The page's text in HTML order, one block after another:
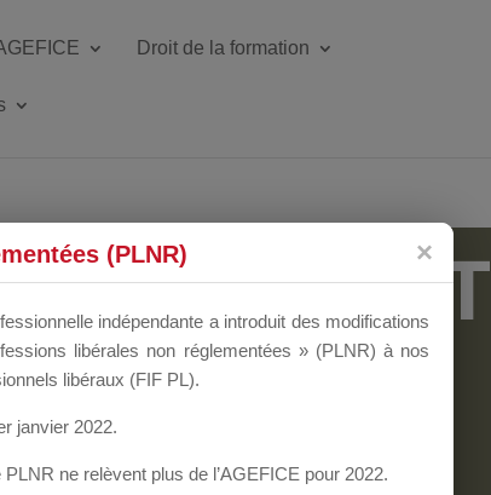
Droit de la formation
DIRIGEANT
(PLNR)
indépendante a introduit des modifications
libérales non réglementées » (PLNR) à nos
libéraux (FIF PL).
janvier 2022.
PLNR ne relèvent plus de l’AGEFICE pour 2022.